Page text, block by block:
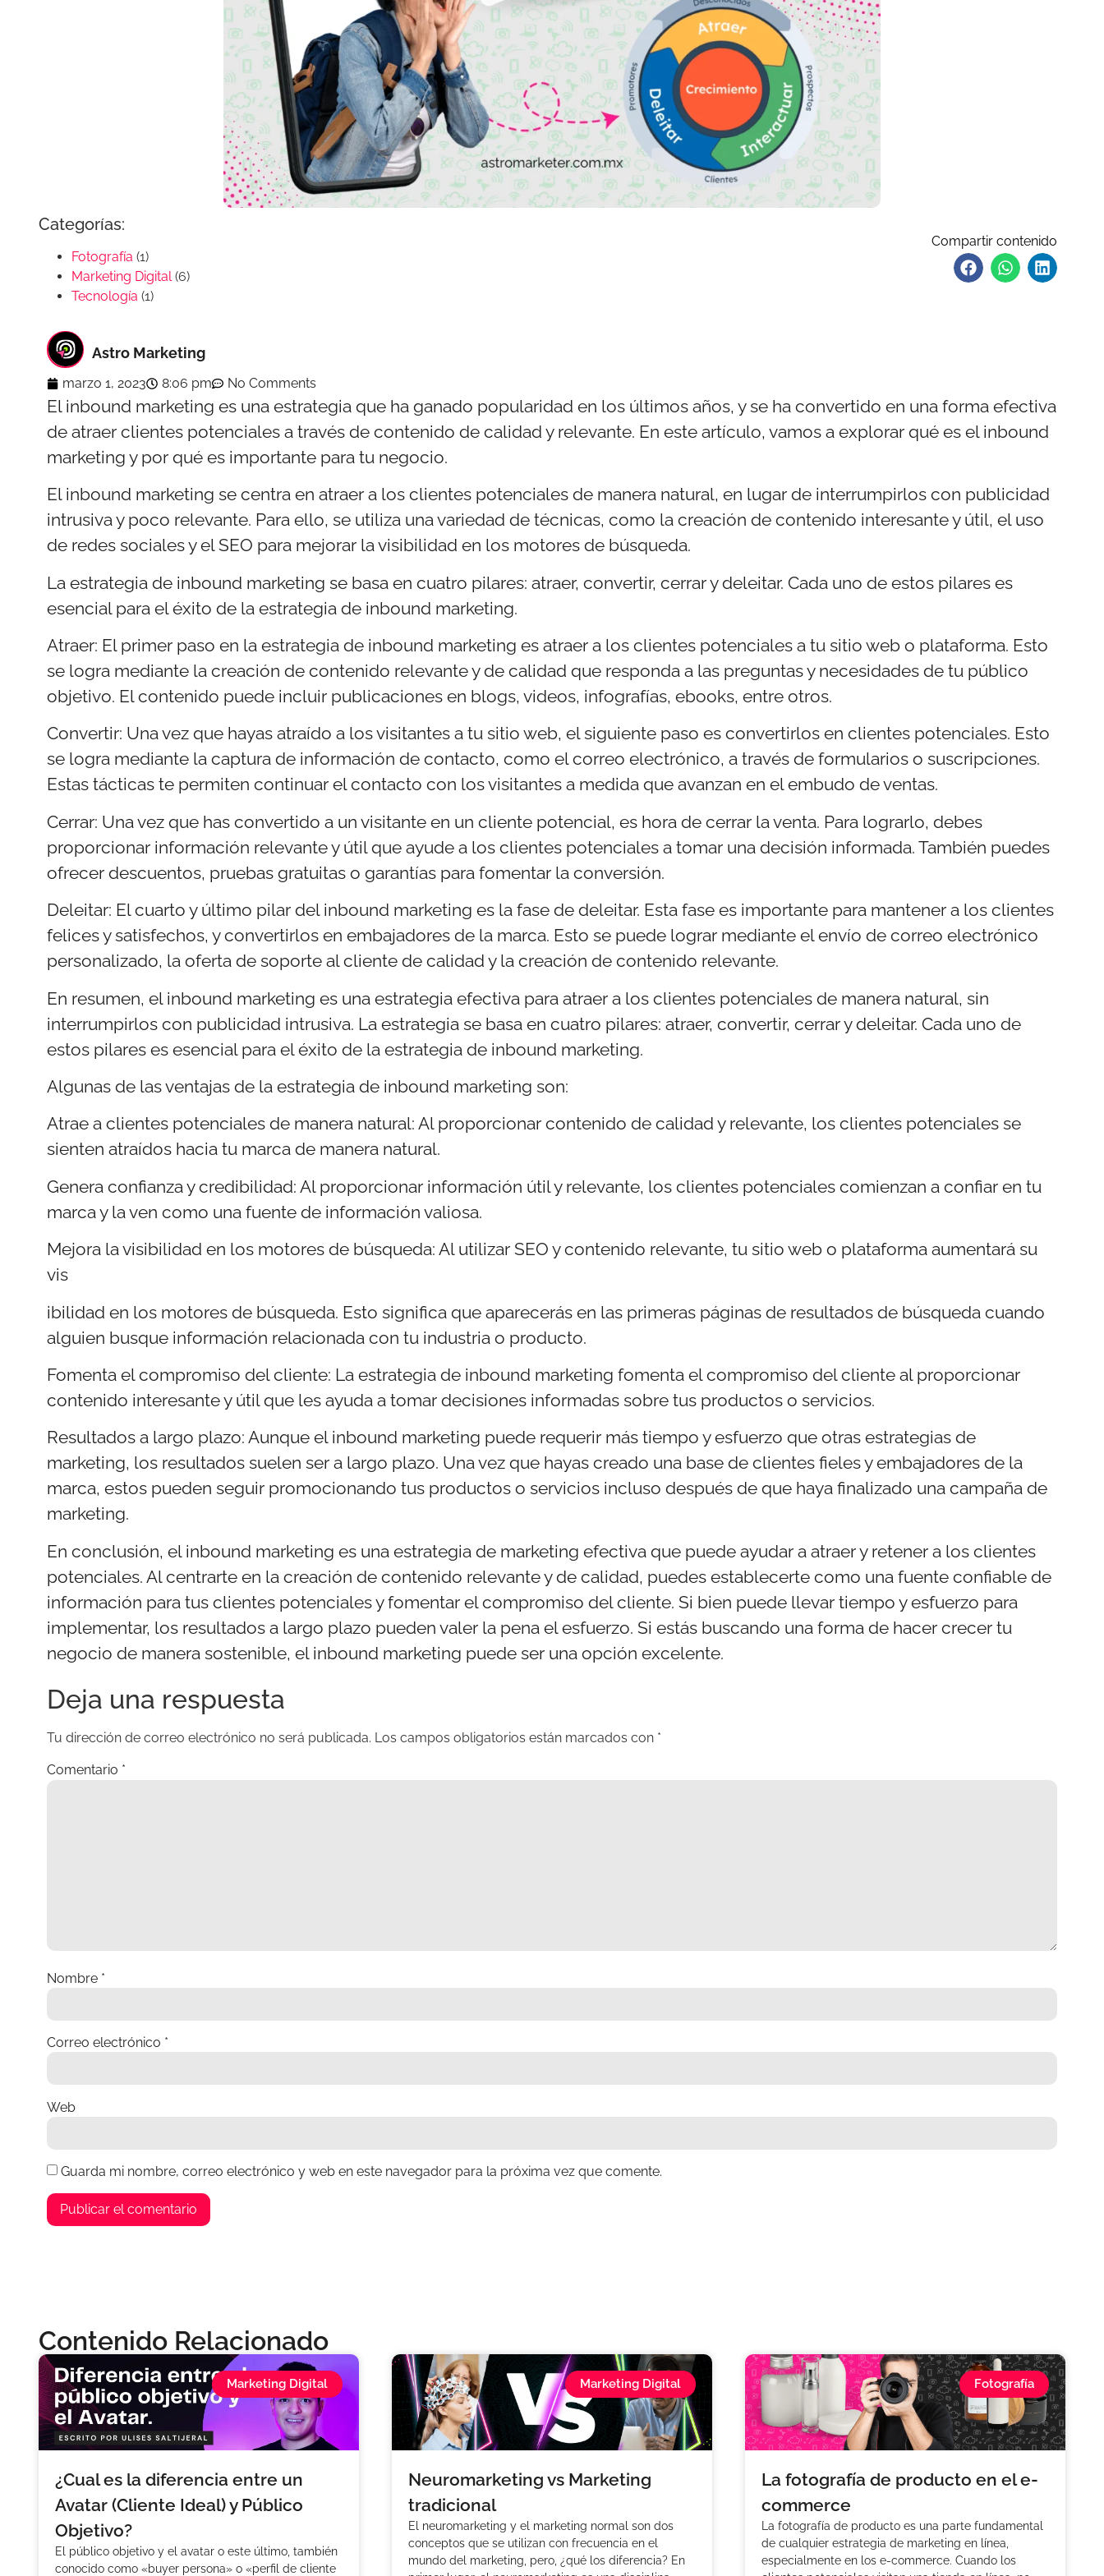
Categorías:
Fotografía (1)
Marketing Digital(6)
Tecnología (1)
Compartir contenido
Astro Marketing
marzo 1, 2023 8:06 pm No Comments
El inbound marketing es una estrategia que ha ganado popularidad en los últimos años, y se ha convertido en una forma efectiva
de atraer clientes potenciales a través de contenido de calidad y relevante. En este artículo, vamos a explorar qué es el inbound
marketing y por qué es importante para tu negocio.
El inbound marketing se centra en atraer a los clientes potenciales de manera natural, en lugar de interrumpirlos con publicidad
intrusiva y poco relevante. Para ello, se utiliza una variedad de técnicas, como la creación de contenido interesante y útil, el uso
de redes sociales y el SEO para mejorar la visibilidad en los motores de búsqueda.
La estrategia de inbound marketing se basa en cuatro pilares: atraer, convertir, cerrar y deleitar. Cada uno de estos pilares es
esencial para el éxito de la estrategia de inbound marketing.
Atraer: El primer paso en la estrategia de inbound marketing es atraer a los clientes potenciales a tu sitio web o plataforma. Esto
se logra mediante la creación de contenido relevante y de calidad que responda a las preguntas y necesidades de tu público
objetivo. El contenido puede incluir publicaciones en blogs, videos, infografías, ebooks, entre otros.
Convertir: Una vez que hayas atraído a los visitantes a tu sitio web, el siguiente paso es convertirlos en clientes potenciales. Esto
se logra mediante la captura de información de contacto, como el correo electrónico, a través de formularios o suscripciones.
Estas tácticas te permiten continuar el contacto con los visitantes a medida que avanzan en el embudo de ventas.
Cerrar: Una vez que has convertido a un visitante en un cliente potencial, es hora de cerrar la venta. Para lograrlo, debes
proporcionar información relevante y útil que ayude a los clientes potenciales a tomar una decisión informada. También puedes
ofrecer descuentos, pruebas gratuitas o garantías para fomentar la conversión.
Deleitar: El cuarto y último pilar del inbound marketing es la fase de deleitar. Esta fase es importante para mantener a los clientes
felices y satisfechos, y convertirlos en embajadores de la marca. Esto se puede lograr mediante el envío de correo electrónico
personalizado, la oferta de soporte al cliente de calidad y la creación de contenido relevante.
En resumen, el inbound marketing es una estrategia efectiva para atraer a los clientes potenciales de manera natural, sin
interrumpirlos con publicidad intrusiva. La estrategia se basa en cuatro pilares: atraer, convertir, cerrar y deleitar. Cada uno de
estos pilares es esencial para el éxito de la estrategia de inbound marketing.
Algunas de las ventajas de la estrategia de inbound marketing son:
Atrae a clientes potenciales de manera natural: Al proporcionar contenido de calidad y relevante, los clientes potenciales se
sienten atraídos hacia tu marca de manera natural.
Genera confianza y credibilidad: Al proporcionar información útil y relevante, los clientes potenciales comienzan a confiar en tu
marca y la ven como una fuente de información valiosa.
Mejora la visibilidad en los motores de búsqueda: Al utilizar SEO y contenido relevante, tu sitio web o plataforma aumentará su
vis
ibilidad en los motores de búsqueda. Esto significa que aparecerás en las primeras páginas de resultados de búsqueda cuando
alguien busque información relacionada con tu industria o producto.
Fomenta el compromiso del cliente: La estrategia de inbound marketing fomenta el compromiso del cliente al proporcionar
contenido interesante y útil que les ayuda a tomar decisiones informadas sobre tus productos o servicios.
Resultados a largo plazo: Aunque el inbound marketing puede requerir más tiempo y esfuerzo que otras estrategias de
marketing, los resultados suelen ser a largo plazo. Una vez que hayas creado una base de clientes fieles y embajadores de la
marca, estos pueden seguir promocionando tus productos o servicios incluso después de que haya finalizado una campaña de
marketing.
En conclusión, el inbound marketing es una estrategia de marketing efectiva que puede ayudar a atraer y retener a los clientes
potenciales. Al centrarte en la creación de contenido relevante y de calidad, puedes establecerte como una fuente confiable de
información para tus clientes potenciales y fomentar el compromiso del cliente. Si bien puede llevar tiempo y esfuerzo para
implementar, los resultados a largo plazo pueden valer la pena el esfuerzo. Si estás buscando una forma de hacer crecer tu
negocio de manera sostenible, el inbound marketing puede ser una opción excelente.
Deja una respuesta
Tu dirección de correo electrónico no será publicada. Los campos obligatorios están marcados con *
Comentario *
Nombre *
Correo electrónico *
Web
Guarda mi nombre, correo electrónico y web en este navegador para la próxima vez que comente.
Contenido Relacionado
Marketing Digital
¿Cual es la diferencia entre un
Avatar (Cliente Ideal) y Público
Objetivo?
El público objetivo y el avatar o este último, también
conocido como «buyer persona» o «perfil de cliente
Marketing Digital
Neuromarketing vs Marketing
tradicional
El neuromarketing y el marketing normal son dos
conceptos que se utilizan con frecuencia en el
mundo del marketing, pero, ¿qué los diferencia? En
Fotografía
La fotografía de producto en el e-
commerce
La fotografía de producto es una parte fundamental
de cualquier estrategia de marketing en línea,
especialmente en los e-commerce. Cuando los